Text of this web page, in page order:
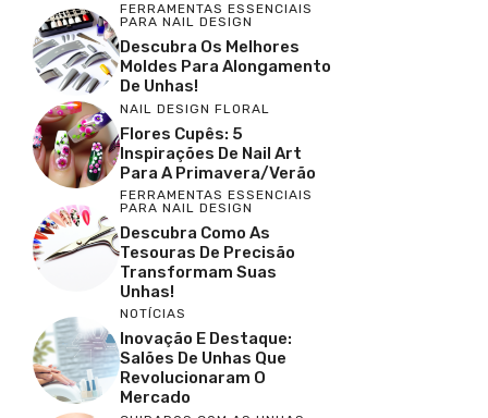
FERRAMENTAS ESSENCIAIS
PARA NAIL DESIGN
Descubra Os Melhores
Moldes Para Alongamento
De Unhas!
NAIL DESIGN FLORAL
Flores Cupês: 5
Inspirações De Nail Art
Para A Primavera/Verão
FERRAMENTAS ESSENCIAIS
PARA NAIL DESIGN
Descubra Como As
Tesouras De Precisão
Transformam Suas
Unhas!
NOTÍCIAS
Inovação E Destaque:
Salões De Unhas Que
Revolucionaram O
Mercado